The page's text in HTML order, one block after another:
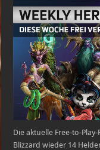
of
to-
–
–
Die aktuelle Free-to-
Blizzard wieder 14